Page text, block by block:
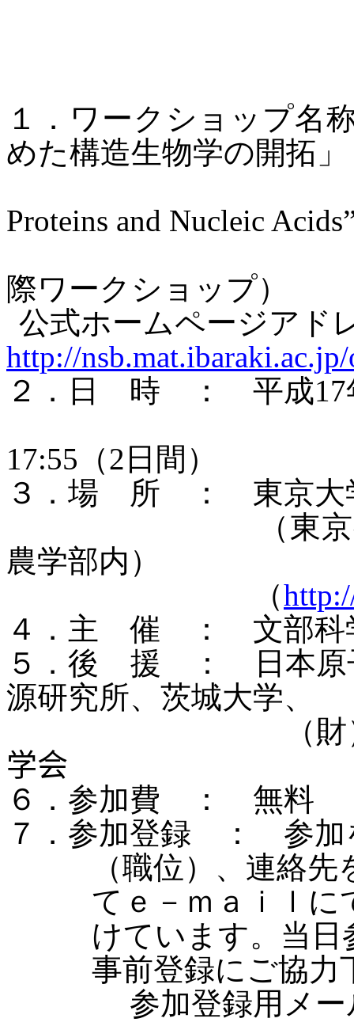
１．ワークショップ
めた構造生物学の開拓」
Proteins and Nucleic Acids
際ワークショップ）
公式ホームページア
http://
２．日 時 ： 平成17
17:55 （2 日間）
３．場 所 ： 東京大
（東京都文
農学部内）
（
４．主 催 ： 文部科
５．後 援 ： 日本原
源研究所、茨城大学、
（財）新世
学会
６．参加費 ： 無料
７．参加登録 ： 参加
（職位）、連絡
てｅ－ｍａｉｌに
けています。当
事前登録にご協力
参加登録用メー